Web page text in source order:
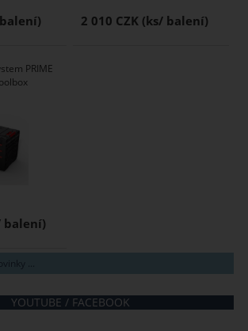
2 010 CZK
PRIME
...
YOUTUBE / FACEBOOK